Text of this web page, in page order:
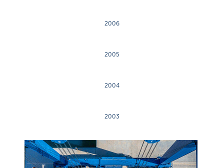
2006
2005
2004
2003